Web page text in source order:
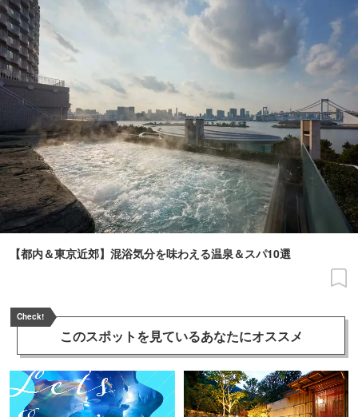
【都内＆東京近郊】混浴気分を味わえる温泉＆スパ10選
Check!
このスポットを見ているあなたにオススメ